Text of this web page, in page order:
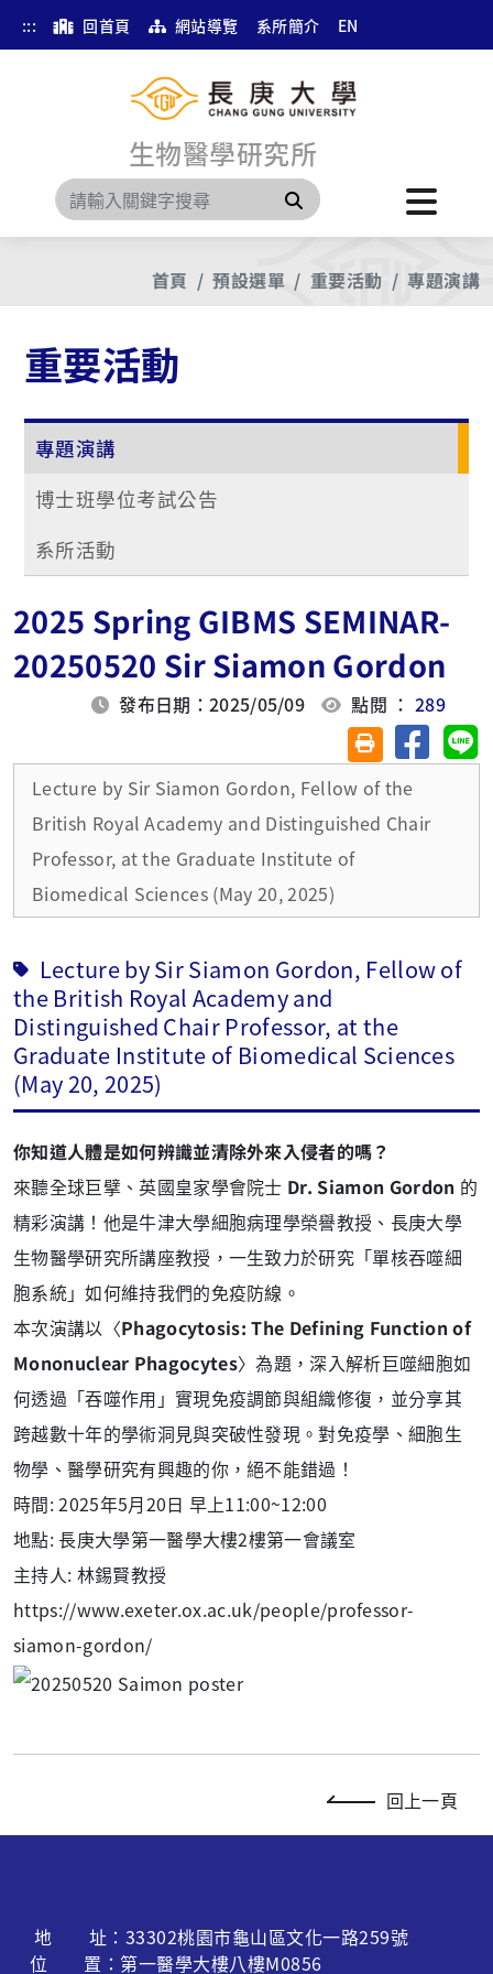
::: 回首頁 網站導覽 系所簡介 EN
生物醫學研究所
搜尋
首頁 預設選單 重要活動 專題演講
重要活動
專題演講
博士班學位考試公告
系所活動
2025 Spring GIBMS SEMINAR-
20250520 Sir Siamon Gordon
發布日期：2025/05/09 點閱 ：289
友善列印(另開視
分享至
Lecture by Sir Siamon Gordon, Fellow of the
British Royal Academy and Distinguished Chair
Professor, at the Graduate Institute of
Biomedical Sciences (May 20, 2025)
Lecture by Sir Siamon Gordon, Fellow of
the British Royal Academy and
Distinguished Chair Professor, at the
Graduate Institute of Biomedical Sciences
(May 20, 2025)
你知道人體是如何辨識並清除外來入侵者的嗎？
來聽全球巨擘、英國皇家學會院士 Dr. Siamon Gordon 的
精彩演講！他是牛津大學細胞病理學榮譽教授、長庚大學
生物醫學研究所講座教授，一生致力於研究「單核吞噬細
胞系統」如何維持我們的免疫防線。
本次演講以〈Phagocytosis: The Defining Function of
Mononuclear Phagocytes〉為題，深入解析巨噬細胞如
何透過「吞噬作用」實現免疫調節與組織修復，並分享其
跨越數十年的學術洞見與突破性發現。對免疫學、細胞生
物學、醫學研究有興趣的你，絕不能錯過！
時間: 2025年5月20日 早上11:00~12:00
地點: 長庚大學第一醫學大樓2樓第一會議室
主持人: 林錫賢教授
https://www.exeter.ox.ac.uk/people/professor-
siamon-gordon/
回上一頁
地 址：33302桃園市龜山區文化一路259號
位 置：第一醫學大樓八樓M0856